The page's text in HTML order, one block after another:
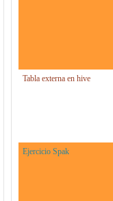
Tabla externa en hive
Ejercicio Spak